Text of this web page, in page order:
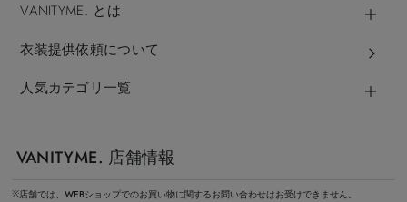
VANITYME. とは
衣装提供依頼について
人気カテゴリ一覧
VANITYME. 店舗情報
※店舗では、WEBショップでのお買い物に関するお問い合わせはお受けできません。